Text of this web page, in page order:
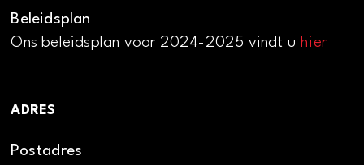
Beleidsplan
Ons beleidsplan voor 2024-2025 vindt uhier
ADRES
Postadres